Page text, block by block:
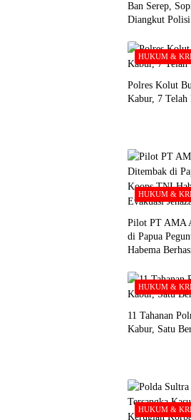
Ban Serep,
Diangkut Polisi
HUKUM &
Polres Kolut
Kabur, 7 Telah
HUKUM &
Pilot PT AMA
di Papua
Habema
HUKUM &
11 Tahanan
Kabur, Satu
HUKUM &